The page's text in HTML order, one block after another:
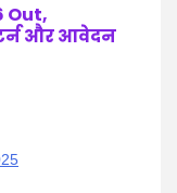
Out,
और आवेदन